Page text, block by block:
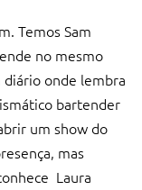
Temos Sam
no mesmo
onde lembra
bartender
um show do
mas
Laura